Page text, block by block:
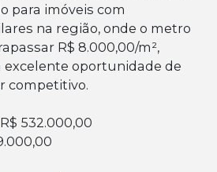
para imóveis com
na região, onde o metro
R$ 8.000,00/m²,
oportunidade de
competitivo.
532.000,00